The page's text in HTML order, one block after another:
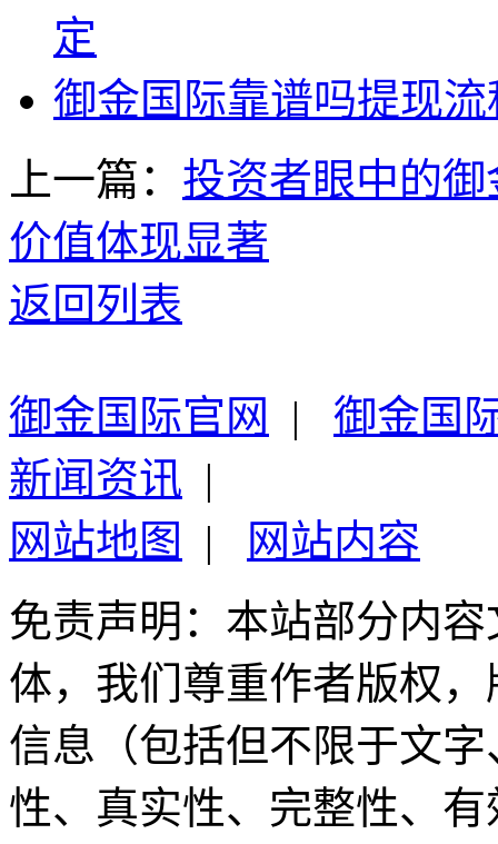
定
御金国际靠谱吗提现
上一篇： 投资者眼中的
价值体现显著
返回列表
御金国际官网 | 御金国
新闻资讯 |
网站地图
|
网站内容
免责声明：本站部分内
体，我们尊重作者版权
信息（包括但不限于文
性、真实性、完整性、